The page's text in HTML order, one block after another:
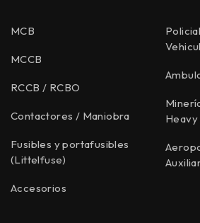
MCB
MCCB
RCCB / RCBO
Contactores / Maniobra
Fusibles y portafusibles
(Littelfuse)
Accesorios